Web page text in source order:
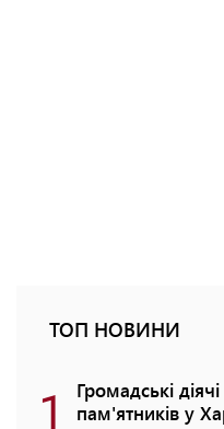
ТОП НОВИНИ
1
Громадські
пам'ятників у